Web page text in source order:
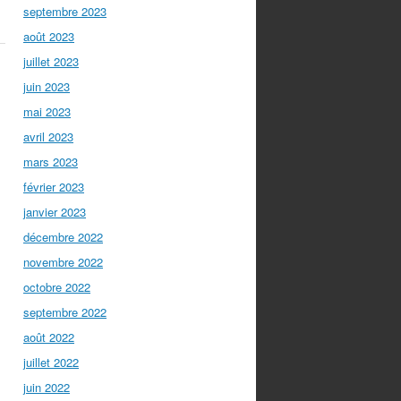
septembre 2023
août 2023
juillet 2023
juin 2023
mai 2023
avril 2023
mars 2023
février 2023
janvier 2023
décembre 2022
novembre 2022
octobre 2022
septembre 2022
août 2022
juillet 2022
juin 2022